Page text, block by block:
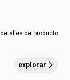
detalles del producto
explorar